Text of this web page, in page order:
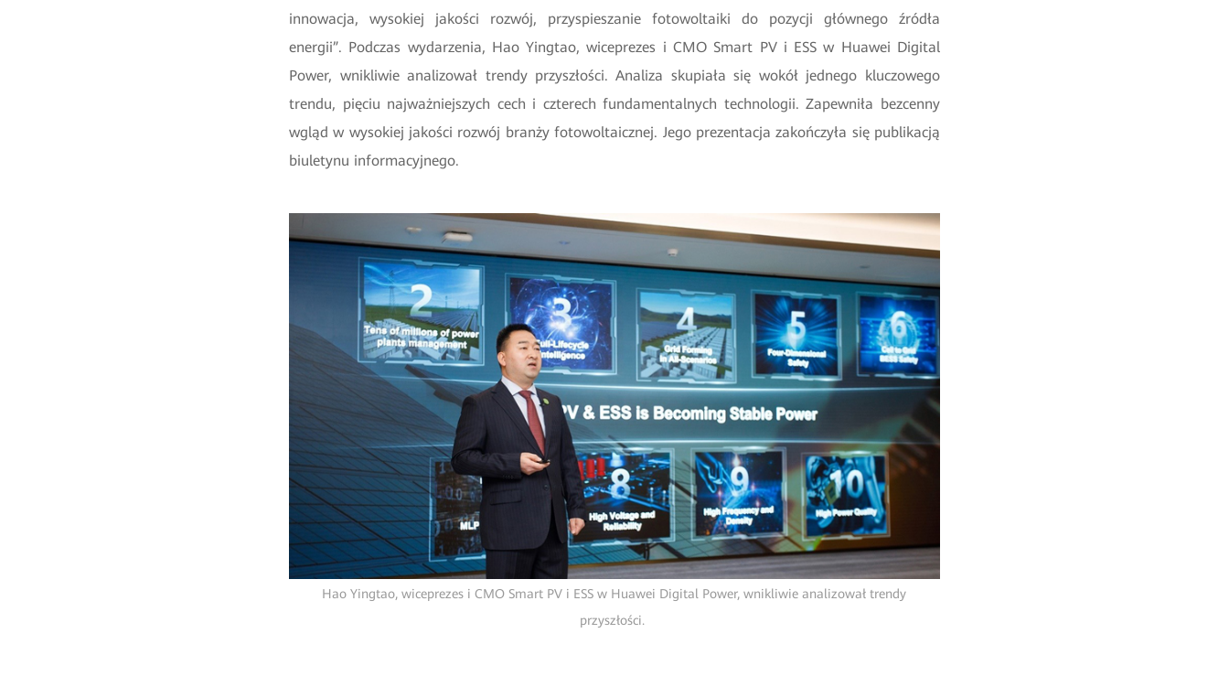
innowacja, wysokiej jakości rozwój, przyspieszanie fotowoltaiki do pozycji głównego źródła
energii”. Podczas wydarzenia, Hao Yingtao, wiceprezes i CMO Smart PV i ESS w Huawei Digital
Power, wnikliwie analizował trendy przyszłości. Analiza skupiała się wokół jednego kluczowego
trendu, pięciu najważniejszych cech i czterech fundamentalnych technologii. Zapewniła bezcenny
wgląd w wysokiej jakości rozwój branży fotowoltaicznej. Jego prezentacja zakończyła się publikacją
biuletynu informacyjnego.
Hao Yingtao, wiceprezes i CMO Smart PV i ESS w Huawei Digital Power, wnikliwie analizował trendy
przyszłości.